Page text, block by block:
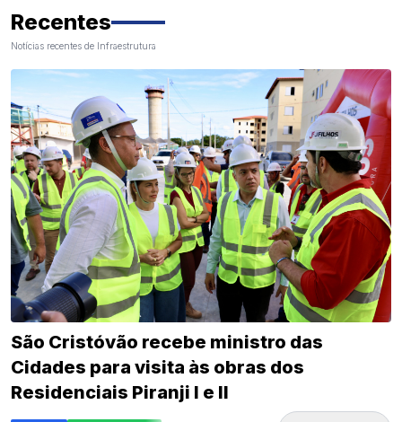
Recentes
Notícias recentes de Infraestrutura
São Cristóvão recebe ministro das
Cidades para visita às obras dos
Residenciais Piranji I e II